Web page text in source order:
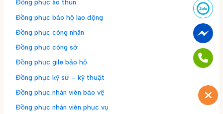
Đồng phục áo thun
Đồng phục bảo hộ lao động
Đồng phục công nhân
Đồng phục công sở
Đồng phục gile bảo hộ
Đồng phục kỹ sư – kỹ thuật
Đồng phục nhân viên bảo vệ
Đồng phục nhân viên phục vụ